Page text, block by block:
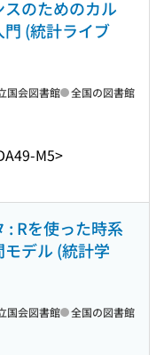
のためのカル
(統計ライブ
M5>
国会図書館 全国の図書館
: Rを使った時系
デル (統計学
国会図書館 全国の図書館